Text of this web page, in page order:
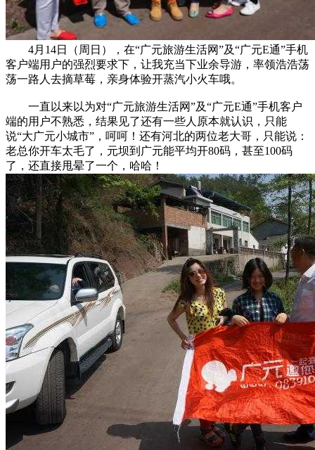
4月14日（周日），在“广元旅游生活网”及“广元E通”手机
客户端用户的强烈要求下，让我充当下业余导游，率领浩浩荡
荡一路人去摘草莓，亲身体验开蒸汽小火车哦。
一直以来以为对“广元旅游生活网”及“广元E通”手机客户
端的用户不熟悉，结果见了还有一些人原本就认识，只能
说“大广元小城市”，呵呵！还有河北的两位老大哥，只能说：
老总你开车太毛了，元坝到广元能平均开80码，甚至100码
了，还直接甩晕了一个，哈哈！